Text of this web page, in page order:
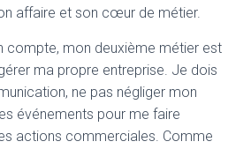
affaire et son cœur de métier.
compte, mon deuxième métier est
ma propre entreprise. Je dois
ne pas négliger mon
événements pour me faire
actions commerciales. Comme